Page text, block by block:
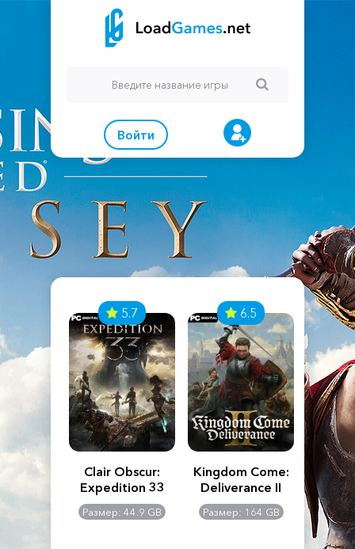
Войти
Creed
5.7
Clair Obscur:
Expedition 33
Размер: 44.9 GB
6.5
Kingdom Come:
Deliverance II
Размер: 164 GB
The